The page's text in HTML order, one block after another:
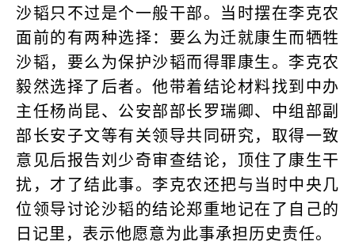
沙韬只不过是个一般干部。当时摆在李克农
面前的有两种选择：要么为迁就康生而牺牲
沙韬，要么为保护沙韬而得罪康生。李克农
毅然选择了后者。他带着结论材料找到中办
主任杨尚昆、公安部部长罗瑞卿、中组部副
部长安子文等有关领导共同研究，取得一致
意见后报告刘少奇审查结论，顶住了康生干
扰，才了结此事。李克农还把与当时中央几
位领导讨论沙韬的结论郑重地记在了自己的
日记里，表示他愿意为此事承担历史责任。